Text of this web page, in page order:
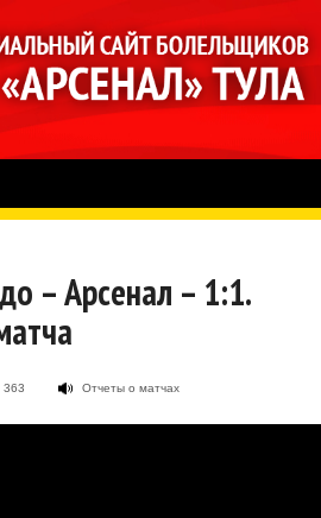
– Арсенал – 1:1.
363 Отчеты о матчах